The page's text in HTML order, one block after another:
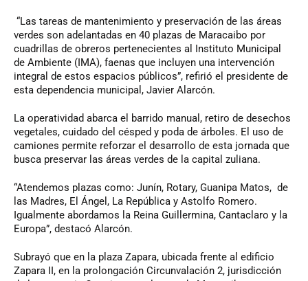
“Las tareas de mantenimiento y preservación de las áreas
verdes son adelantadas en 40 plazas de Maracaibo por
cuadrillas de obreros pertenecientes al Instituto Municipal
de Ambiente (IMA), faenas que incluyen una intervención
integral de estos espacios públicos”, refirió el presidente de
esta dependencia municipal, Javier Alarcón.
La operatividad abarca el barrido manual, retiro de desechos
vegetales, cuidado del césped y poda de árboles. El uso de
camiones permite reforzar el desarrollo de esta jornada que
busca preservar las áreas verdes de la capital zuliana.
“Atendemos plazas como: Junín, Rotary, Guanipa Matos, de
las Madres, El Ángel, La República y Astolfo Romero.
Igualmente abordamos la Reina Guillermina, Cantaclaro y la
Europa”, destacó Alarcón.
Subrayó que en la plaza Zapara, ubicada frente al edificio
Zapara II, en la prolongación Circunvalación 2, jurisdicción